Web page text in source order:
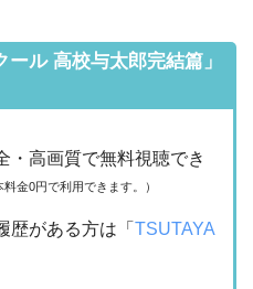
ール 高校与太郎完結篇」
・高画質で無料視聴でき
料金0円で利用できます。）
歴がある方は「TSUTAYA